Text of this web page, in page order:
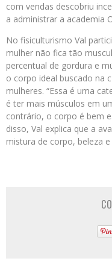
com vendas descobriu
a administrar a academia
No fisiculturismo Val
mulher não fica tão
percentual de gordura e
o corpo ideal buscado na
mulheres. “Essa é uma
é ter mais músculos em
contrário, o corpo é bem
disso, Val explica que a
mistura de corpo, beleza